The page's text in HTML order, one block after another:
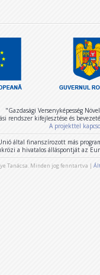
"Gazdasági Versenyképesség
rendszer kifejlesztése és
A projekttel
által finanszírozott más
a hivatalos álláspontját az
Tanácsa. Minden jog fenntartva |